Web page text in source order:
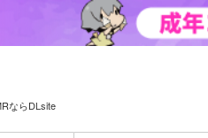
ならDLsite